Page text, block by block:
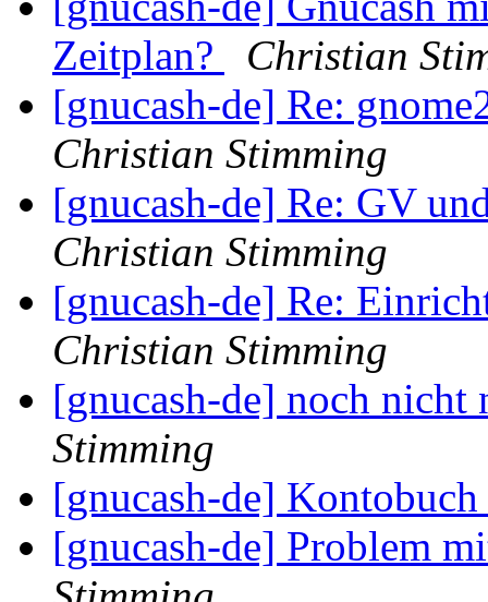
Zeitplan?
Christian
[gnucash-de] Re:
Christian Stimming
[gnucash-de] Re: GV
Christian Stimming
[gnucash-de] Re:
Christian Stimming
[gnucash-de] noch
Stimming
[gnucash-de]
[gnucash-de] Problem